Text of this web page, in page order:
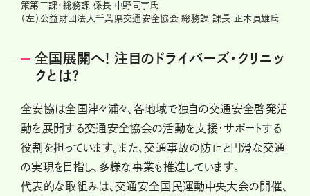
策第二課・総務課 係長 中野司宇氏
（左）公益財団法人千葉県交通安全協会 総務課 課長 正木貞雄氏
全国展開へ! 注目のドライバーズ・クリニッ
クとは?
全安協は全国津々浦々、各地域で独自の交通安全啓発活
動を展開する交通安全協会の活動を支援・サポートする
役割を担っています。また、交通事故の防止と円滑な交通
の実現を目指し、多様な事業も推進しています。
代表的な取組みは、交通安全国民運動中央大会の開催、